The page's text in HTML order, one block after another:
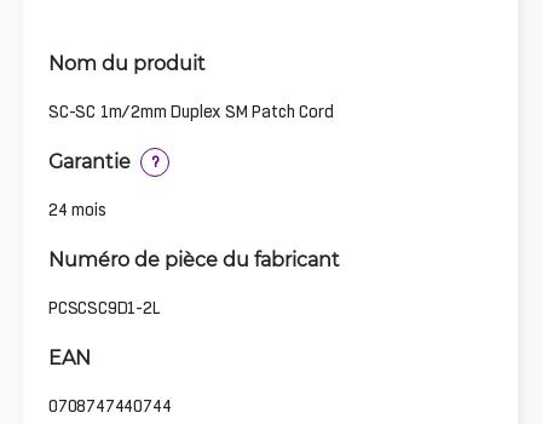
Nom du produit
SC-SC 1m/2mm Duplex SM Patch Cord
Garantie ?
24 mois
Numéro de pièce du fabricant
PCSCSC9D1-2L
EAN
0708747440744